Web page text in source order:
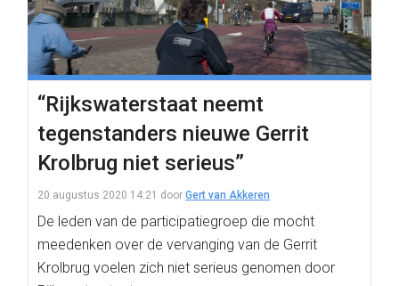
“Rijkswaterstaat neemt
tegenstanders nieuwe Gerrit
Krolbrug niet serieus”
20 augustus 2020 14:21 door Gert van Akkeren
De leden van de participatiegroep die mocht
meedenken over de vervanging van de Gerrit
Krolbrug voelen zich niet serieus genomen door